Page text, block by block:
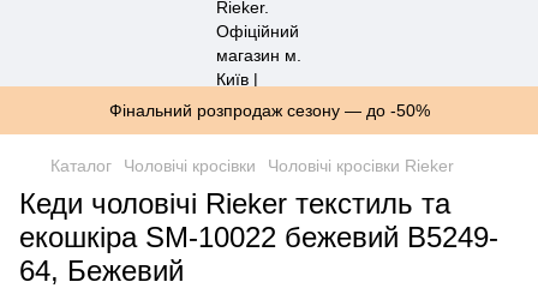
Фінальний розпродаж сезону — до -50%
Каталог Чоловічі кросівки Чоловічі кросівки Rieker
Кеди чоловічі Rieker текстиль та
екошкіра SM-10022 бежевий B5249-
64, Бежевий